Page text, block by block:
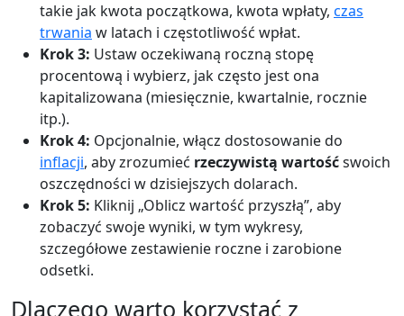
takie jak kwota początkowa, kwota wpłaty, czas
trwania w latach i częstotliwość wpłat.
Krok 3: Ustaw oczekiwaną roczną stopę
procentową i wybierz, jak często jest ona
kapitalizowana (miesięcznie, kwartalnie, rocznie
itp.).
Krok 4: Opcjonalnie, włącz dostosowanie do
inflacji, aby zrozumieć rzeczywistą wartośćswoich
oszczędności w dzisiejszych dolarach.
Krok 5: Kliknij „Oblicz wartość przyszłą”, aby
zobaczyć swoje wyniki, w tym wykresy,
szczegółowe zestawienie roczne i zarobione
odsetki.
Dlaczego warto korzystać z